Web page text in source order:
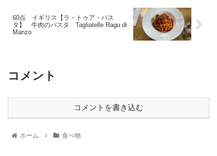
60点 イギリス【ラ・トゥア・パス
タ】 牛肉のパスタ Tagliatelle Ragu di
Manzo
コメント
コメントを書き込む
ホーム 食べ物